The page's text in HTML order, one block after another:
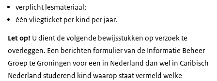
verplicht lesmateriaal;
één vliegticket per kind per jaar.
Let op! U dient de volgende bewijsstukken op verzoek te
overleggen. Een berichten formulier van de Informatie Beheer
Groep te Groningen voor een in Nederland dan wel in Caribisch
Nederland studerend kind waarop staat vermeld welke